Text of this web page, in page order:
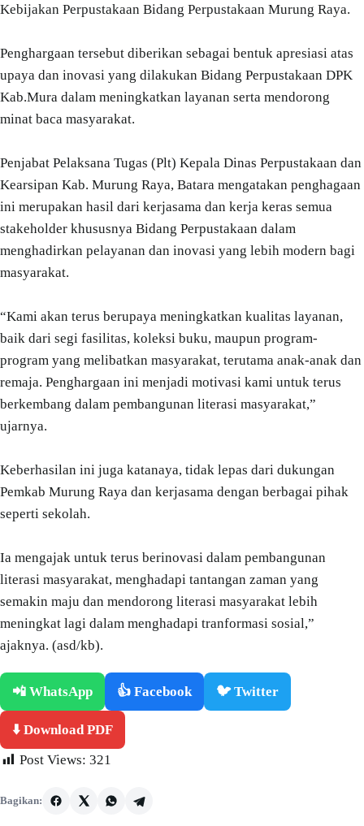
Kebijakan Perpustakaan Bidang Perpustakaan Murung Raya.
Penghargaan tersebut diberikan sebagai bentuk apresiasi atas
upaya dan inovasi yang dilakukan Bidang Perpustakaan DPK
Kab.Mura dalam meningkatkan layanan serta mendorong
minat baca masyarakat.
Penjabat Pelaksana Tugas (Plt) Kepala Dinas Perpustakaan dan
Kearsipan Kab. Murung Raya, Batara mengatakan penghagaan
ini merupakan hasil dari kerjasama dan kerja keras semua
stakeholder khususnya Bidang Perpustakaan dalam
menghadirkan pelayanan dan inovasi yang lebih modern bagi
masyarakat.
“Kami akan terus berupaya meningkatkan kualitas layanan,
baik dari segi fasilitas, koleksi buku, maupun program-
program yang melibatkan masyarakat, terutama anak-anak dan
remaja. Penghargaan ini menjadi motivasi kami untuk terus
berkembang dalam pembangunan literasi masyarakat,”
ujarnya.
Keberhasilan ini juga katanaya, tidak lepas dari dukungan
Pemkab Murung Raya dan kerjasama dengan berbagai pihak
seperti sekolah.
Ia mengajak untuk terus berinovasi dalam pembangunan
literasi masyarakat, menghadapi tantangan zaman yang
semakin maju dan mendorong literasi masyarakat lebih
meningkat lagi dalam menghadapi tranformasi sosial,”
ajaknya. (asd/kb).
📲 WhatsApp 👍 Facebook 🐦 Twitter
⬇️ Download PDF
Post Views: 321
Bagikan: